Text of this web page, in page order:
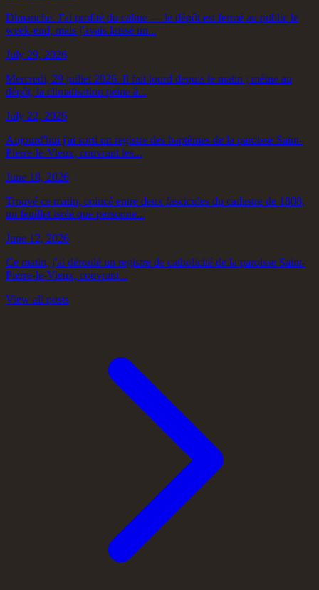
Dimanche. J'ai profité du calme — le dépôt est fermé au public le
week-end, mais j'avais laissé un...
July 29, 2026
Mercredi, 29 juillet 2026. Il fait lourd depuis le matin ; même au
dépôt, la climatisation peine à...
July 22, 2026
Aujourd'hui j'ai sorti un registre des baptêmes de la paroisse Saint-
Pierre-le-Vieux, couvrant les...
June 18, 2026
Trouvé ce matin, coincé entre deux fascicules du cadastre de 1808,
un feuillet isolé que personne...
June 12, 2026
Ce matin, j'ai déroulé un registre de catholicité de la paroisse Saint-
Pierre-le-Vieux, couvrant...
View all posts